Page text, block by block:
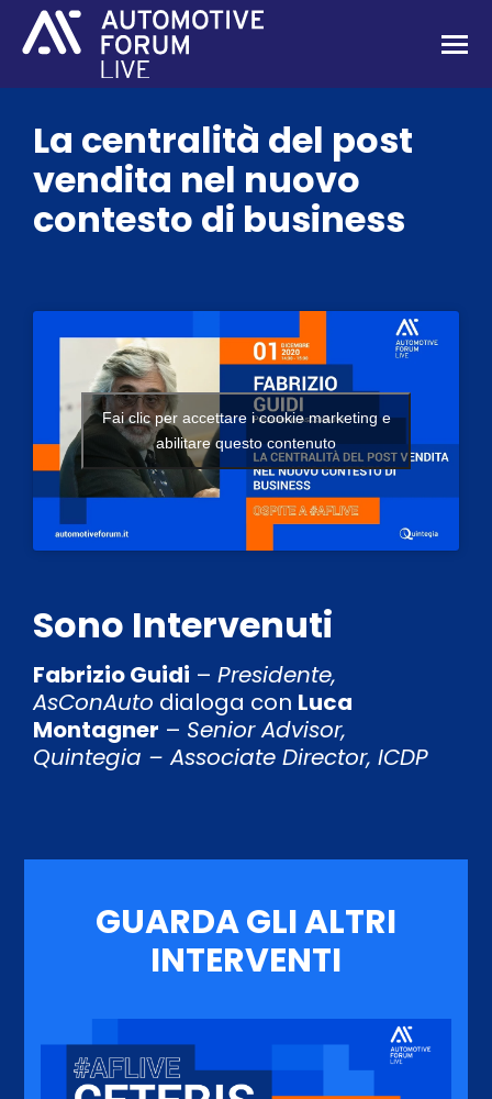
La centralità del post
vendita nel nuovo
contesto di business
Fai clic per accettare i cookie marketing e
abilitare questo contenuto
Sono Intervenuti
Fabrizio Guidi – Presidente,
AsConAuto dialoga con Luca
Montagner – Senior Advisor,
Quintegia – Associate Director, ICDP
GUARDA GLI ALTRI
INTERVENTI